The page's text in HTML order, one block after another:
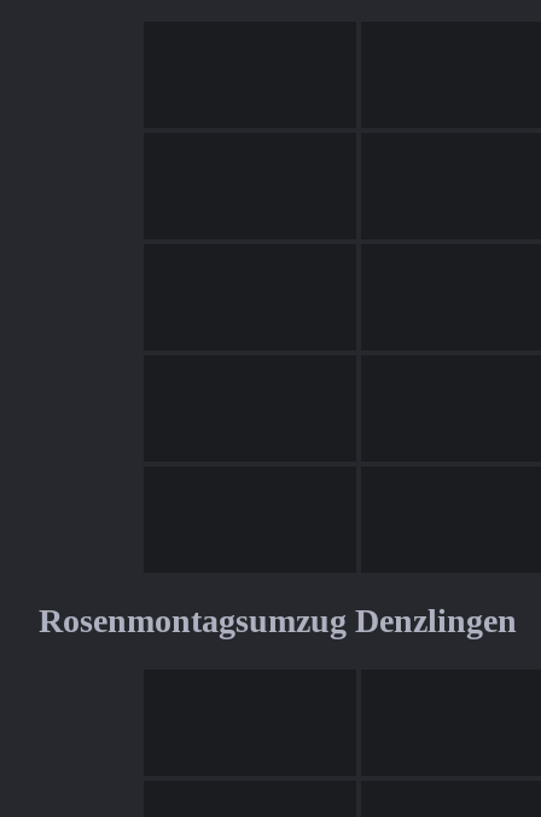
Rosenmontagsumzug Denzlingen